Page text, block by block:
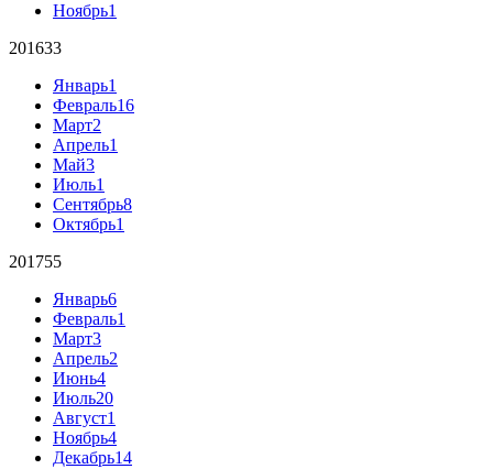
Ноябрь1
201633
Январь1
Февраль16
Март2
Апрель1
Май3
Июль1
Сентябрь8
Октябрь1
201755
Январь6
Февраль1
Март3
Апрель2
Июнь4
Июль20
Август1
Ноябрь4
Декабрь14